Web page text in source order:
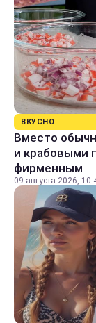
ВКУСНО
Вместо
и крабовыми
фирменным
09 августа 2026,